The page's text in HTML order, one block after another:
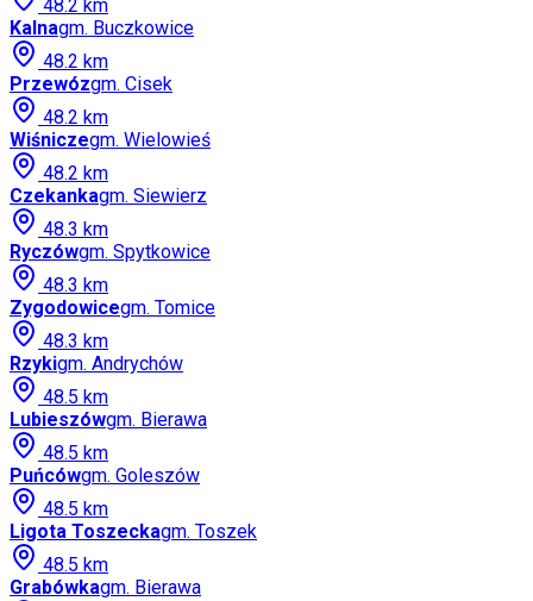
48.2 km
Kalnagm. Buczkowice
48.2 km
Przewózgm. Cisek
48.2 km
Wiśniczegm. Wielowieś
48.2 km
Czekankagm. Siewierz
48.3 km
Ryczówgm. Spytkowice
48.3 km
Zygodowicegm. Tomice
48.3 km
Rzykigm. Andrychów
48.5 km
Lubieszówgm. Bierawa
48.5 km
Puńcówgm. Goleszów
48.5 km
Ligota Toszeckagm. Toszek
48.5 km
Grabówkagm. Bierawa